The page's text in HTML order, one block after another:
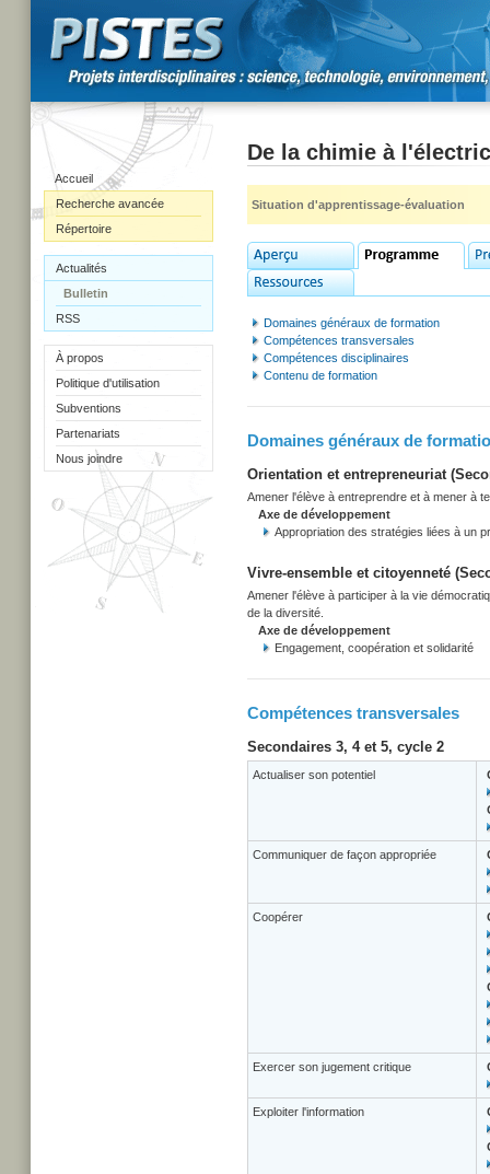
Accueil
Recherche avancée
Répertoire
Actualités
Bulletin
RSS
À propos
Politique d'utilisation
Subventions
Partenariats
Nous joindre
De la chimie à
Situation d'apprentissage-évaluation
Domaines généraux de formation
Compétences transversales
Compétences disciplinaires
Contenu de formation
Domaines généraux de
Orientation et entrepreneuriat
Amener l'élève à entreprendre et à mener à
Axe de développement
Appropriation des stratégies liées à un
Vivre-ensemble et citoyenneté
Amener l'élève à participer à la vie
de la diversité.
Axe de développement
Engagement, coopération et solidarité
Compétences transversales
Secondaires 3, 4 et 5, cycle 2
Actualiser son potentiel
Communiquer de façon appropriée
Coopérer
Exercer son jugement critique
Exploiter l'information